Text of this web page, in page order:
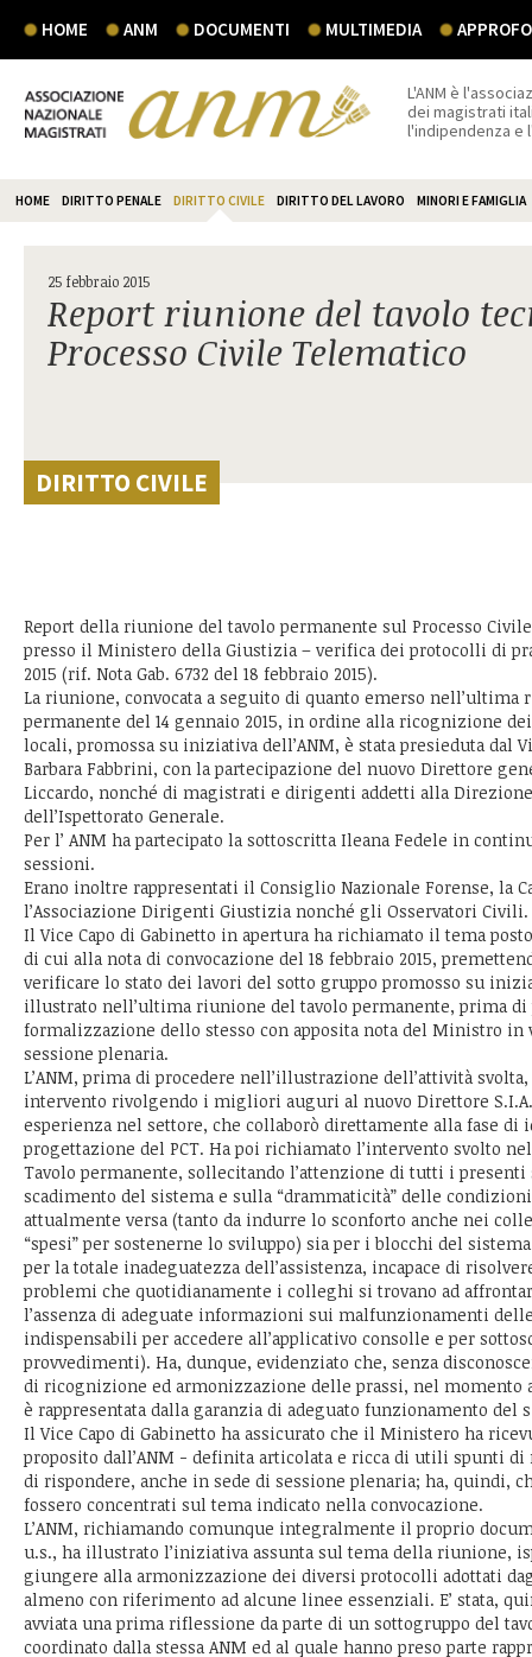
HOME ANM DOCUMENTI MULTIMEDIA
L'ANM è
dei magistrati
l'indipendenza e
HOME DIRITTO PENALE DIRITTO CIVILE DIRITTO DEL LAVORO MINORI E FAMIGLIA
25 febbraio 2015
Report riunione del tavolo
Processo Civile Telematico
DIRITTO CIVILE
Report della riunione del tavolo permanente sul Processo
presso il Ministero della Giustizia – verifica dei protocolli di
2015 (rif. Nota Gab. 6732 del 18 febbraio 2015).
La riunione, convocata a seguito di quanto emerso nell’ultima
permanente del 14 gennaio 2015, in ordine alla ricognizione
locali, promossa su iniziativa dell’ANM, è stata presieduta dal
Barbara Fabbrini, con la partecipazione del nuovo Direttore
Liccardo, nonché di magistrati e dirigenti addetti alla
dell’Ispettorato Generale.
Per l’ ANM ha partecipato la sottoscritta Ileana Fedele in
sessioni.
Erano inoltre rappresentati il Consiglio Nazionale Forense, la
l’Associazione Dirigenti Giustizia nonché gli Osservatori Civili.
Il Vice Capo di Gabinetto in apertura ha richiamato il tema
di cui alla nota di convocazione del 18 febbraio 2015,
verificare lo stato dei lavori del sotto gruppo promosso su
illustrato nell’ultima riunione del tavolo permanente, prima di
formalizzazione dello stesso con apposita nota del Ministro in
sessione plenaria.
L’ANM, prima di procedere nell’illustrazione dell’attività
intervento rivolgendo i migliori auguri al nuovo Direttore
esperienza nel settore, che collaborò direttamente alla fase di
progettazione del PCT. Ha poi richiamato l’intervento svolto
Tavolo permanente, sollecitando l’attenzione di tutti i
scadimento del sistema e sulla “drammaticità” delle
attualmente versa (tanto da indurre lo sconforto anche nei
“spesi” per sostenerne lo sviluppo) sia per i blocchi del
per la totale inadeguatezza dell’assistenza, incapace di
problemi che quotidianamente i colleghi si trovano ad
l’assenza di adeguate informazioni sui malfunzionamenti
indispensabili per accedere all’applicativo consolle e per
provvedimenti). Ha, dunque, evidenziato che, senza
di ricognizione ed armonizzazione delle prassi, nel momento
è rappresentata dalla garanzia di adeguato funzionamento del
Il Vice Capo di Gabinetto ha assicurato che il Ministero ha
proposito dall’ANM - definita articolata e ricca di utili spunti
di rispondere, anche in sede di sessione plenaria; ha, quindi,
fossero concentrati sul tema indicato nella convocazione.
L’ANM, richiamando comunque integralmente il proprio
u.s., ha illustrato l’iniziativa assunta sul tema della riunione,
giungere alla armonizzazione dei diversi protocolli adottati
almeno con riferimento ad alcune linee essenziali. E’ stata,
avviata una prima riflessione da parte di un sottogruppo del
coordinato dalla stessa ANM ed al quale hanno preso parte